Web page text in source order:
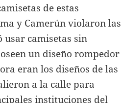
de estas
y Camerún violaron las
usar camisetas sin
un diseño
eran los diseños de las
a la calle para
instituciones del